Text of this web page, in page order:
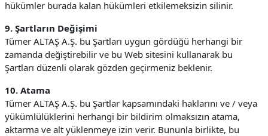
hükümler burada kalan hükümleri etkilemeksizin silinir.
9. Şartların Değişimi
Tümer ALTAŞ A.Ş. bu Şartları uygun gördüğü herhangi bir
zamanda değiştirebilir ve bu Web sitesini kullanarak bu
Şartları düzenli olarak gözden geçirmeniz beklenir.
10. Atama
Tümer ALTAŞ A.Ş. bu Şartlar kapsamındaki haklarını ve / veya
yükümlülüklerini herhangi bir bildirim olmaksızın atama,
aktarma ve alt yüklenmeye izin verir. Bununla birlikte, bu